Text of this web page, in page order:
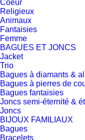
Coeur
Religieux
Animaux
Fantaisies
Femme
BAGUES ET JONCS
Jacket
Trio
Bagues à diamants &
Bagues à pierres de
Bagues fantaisies
Joncs semi-éternité &
Joncs
BIJOUX FAMILIAUX
Bagues
Bracelets